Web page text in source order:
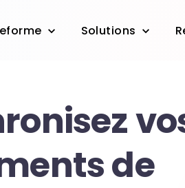
Solutions
de